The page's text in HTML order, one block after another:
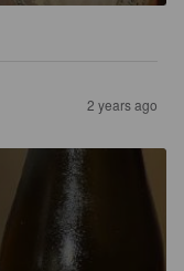
2 years ago